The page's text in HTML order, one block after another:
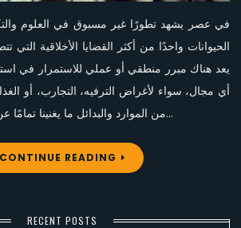
في عصر يشهد تطورًا غير مسبوق في العلوم
الحيوانات واحدًا من أكثر القضايا الأخلاقية
يعد هناك مبرر منطقي أو عملي للاستمرار في
أي مجال، سواء لأغراض الترفيه، التجارب، أو
من الموارد والبدائل ما يغنينا تمامًا عن هذه الممارسات، التي…
CONTINUE READING
RECENT POSTS